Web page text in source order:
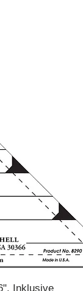
Inklusive